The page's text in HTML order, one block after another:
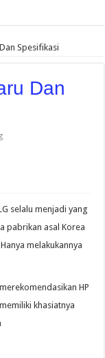
Spesifikasi
Dan
selalu menjadi yang
pabrikan asal Korea
melakukannya
HP
khasiatnya